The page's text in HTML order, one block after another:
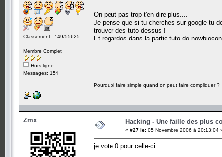
Classement : 149/55625
Membre Complet
Hors ligne
Messages: 154
On peut pas trop t'en dire plus....
Je pense que si tu cherches sur google tu
trouver des tuto dessus !
Et regardes dans la partie tuto de
Pourquoi faire simple quand on peut faire compliquer ?
Zmx Hacking - Une faille des plus
« #27 le: 05 Novembre 2006 à 20:13:04
je vote 0 pour celle-ci ...